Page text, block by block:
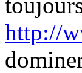
http://